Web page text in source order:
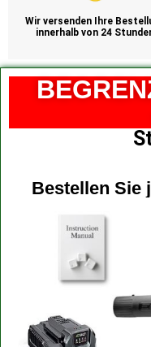
Wir versenden Ihre
innerhalb von 24
Bestellen Sie